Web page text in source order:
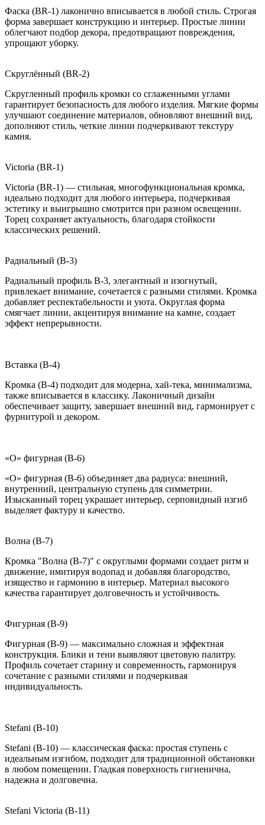
Фаска (BR-1) лаконично вписывается в любой стиль. Строгая
форма завершает конструкцию и интерьер. Простые линии
облегчают подбор декора, предотвращают повреждения,
упрощают уборку.
Скруглённый (BR-2)
Скругленный профиль кромки со сглаженными углами
гарантирует безопасность для любого изделия. Мягкие формы
улучшают соединение материалов, обновляют внешний вид,
дополняют стиль, четкие линии подчеркивают текстуру
камня.
Victoria (BR-1)
Victoria (BR-1) — стильная, многофункциональная кромка,
идеально подходит для любого интерьера, подчеркивая
эстетику и выигрышно смотрится при разном освещении.
Торец сохраняет актуальность, благодаря стойкости
классических решений.
Радиальный (B-3)
Радиальный профиль B-3, элегантный и изогнутый,
привлекает внимание, сочетается с разными стилями. Кромка
добавляет респектабельности и уюта. Округлая форма
смягчает линии, акцентируя внимание на камне, создает
эффект непрерывности.
Вставка (B-4)
Кромка (B-4) подходит для модерна, хай-тека, минимализма,
также вписывается в классику. Лаконичный дизайн
обеспечивает защиту, завершает внешний вид, гармонирует с
фурнитурой и декором.
«О» фигурная (B-6)
«О» фигурная (B-6) объединяет два радиуса: внешний,
внутренний, центральную ступень для симметрии.
Изысканный торец украшает интерьер, серповидный изгиб
выделяет фактуру и качество.
Волна (B-7)
Кромка "Волна (B-7)" с округлыми формами создает ритм и
движение, имитируя водопад и добавляя благородство,
изящество и гармонию в интерьер. Материал высокого
качества гарантирует долговечность и устойчивость.
Фигурная (B-9)
Фигурная (B-9) — максимально сложная и эффектная
конструкция. Блики и тени выявляют цветовую палитру.
Профиль сочетает старину и современность, гармонируя
сочетание с разными стилями и подчеркивая
индивидуальность.
Stefani (B-10)
Stefani (B-10) — классическая фаска: простая ступень с
идеальным изгибом, подходит для традиционной обстановки
в любом помещении. Гладкая поверхность гигиенична,
надежна и долговечна.
Stefani Victoria (B-11)